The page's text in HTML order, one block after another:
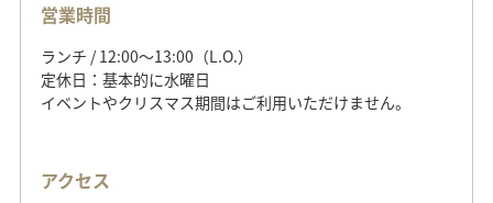
営業時間
ランチ / 12:00～13:00（L.O.）
定休日：基本的に水曜日
イベントやクリスマス期間はご利用いただけません。
アクセス